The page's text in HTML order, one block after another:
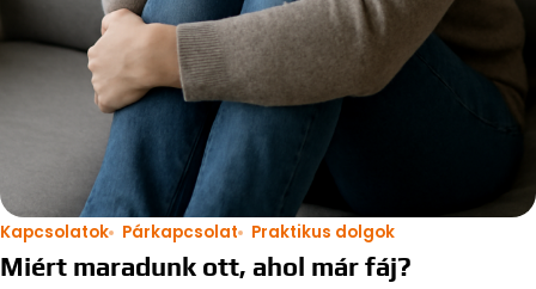
Kapcsolatok Párkapcsolat Praktikus dolgok
Miért maradunk ott, ahol már fáj?